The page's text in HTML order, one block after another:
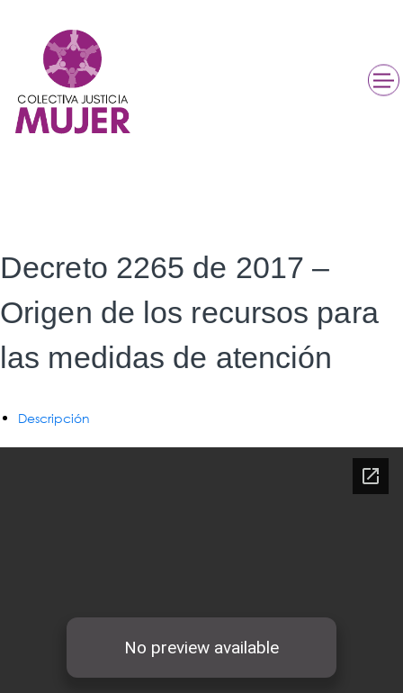
Decreto 2265 de 2017 –
Origen de los recursos para
las medidas de atención
Descripción